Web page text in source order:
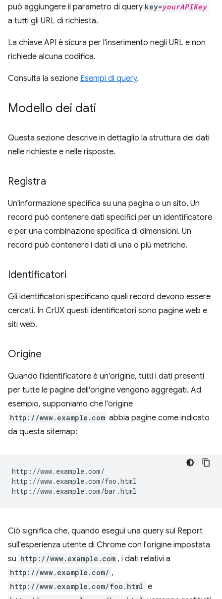
può aggiungere il parametro di query key=yourAPIKey
a tutti gli URL di richiesta.
La chiave API è sicura per l'inserimento negli URL e non
richiede alcuna codifica.
Consulta la sezione Esempi di query.
Modello dei dati
Questa sezione descrive in dettaglio la struttura dei dati
nelle richieste e nelle risposte.
Registra
Un'informazione specifica su una pagina o un sito. Un
record può contenere dati specifici per un identificatore
e per una combinazione specifica di dimensioni. Un
record può contenere i dati di una o più metriche.
Identificatori
Gli identificatori specificano quali record devono essere
cercati. In CrUX questi identificatori sono pagine web e
siti web.
Origine
Quando l'identificatore è un'origine, tutti i dati presenti
per tutte le pagine dell'origine vengono aggregati. Ad
esempio, supponiamo che l'origine
http://www.example.com abbia pagine come indicato
da questa sitemap:
http://www.example.com/
http://www.example.com/foo.html
Ciò significa che, quando esegui una query sul Report
sull'esperienza utente di Chrome con l'origine impostata
su http://www.example.com , i dati relativi a
http://www.example.com/ ,
http://www.example.com/foo.html e